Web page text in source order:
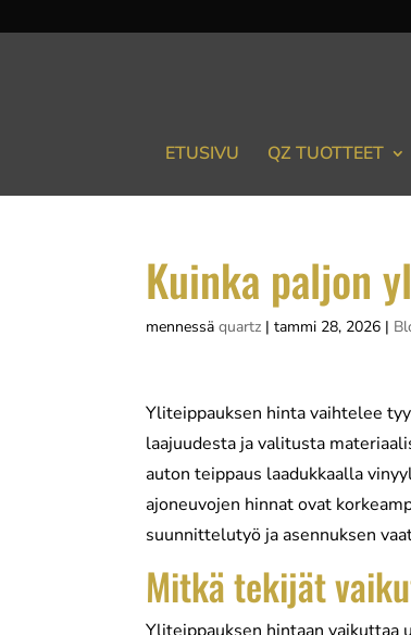
ETUSIVU QZ TUOTTEET
Kuinka paljon
mennessäquartz |tammi 28, 2026 |
Yliteippauksen hinta vaihtelee
laajuudesta ja valitusta
auton teippaus laadukkaalla
ajoneuvojen hinnat ovat
suunnittelutyö ja asennuksen
Mitkä tekijät